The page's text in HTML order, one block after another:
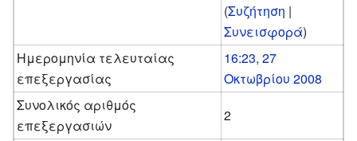
(Συζήτηση |
Συνεισφορά)
Ημερομηνία τελευταίας
επεξεργασίας
16:23, 27
Οκτωβρίου 2008
Συνολικός αριθμός
επεξεργασιών
2